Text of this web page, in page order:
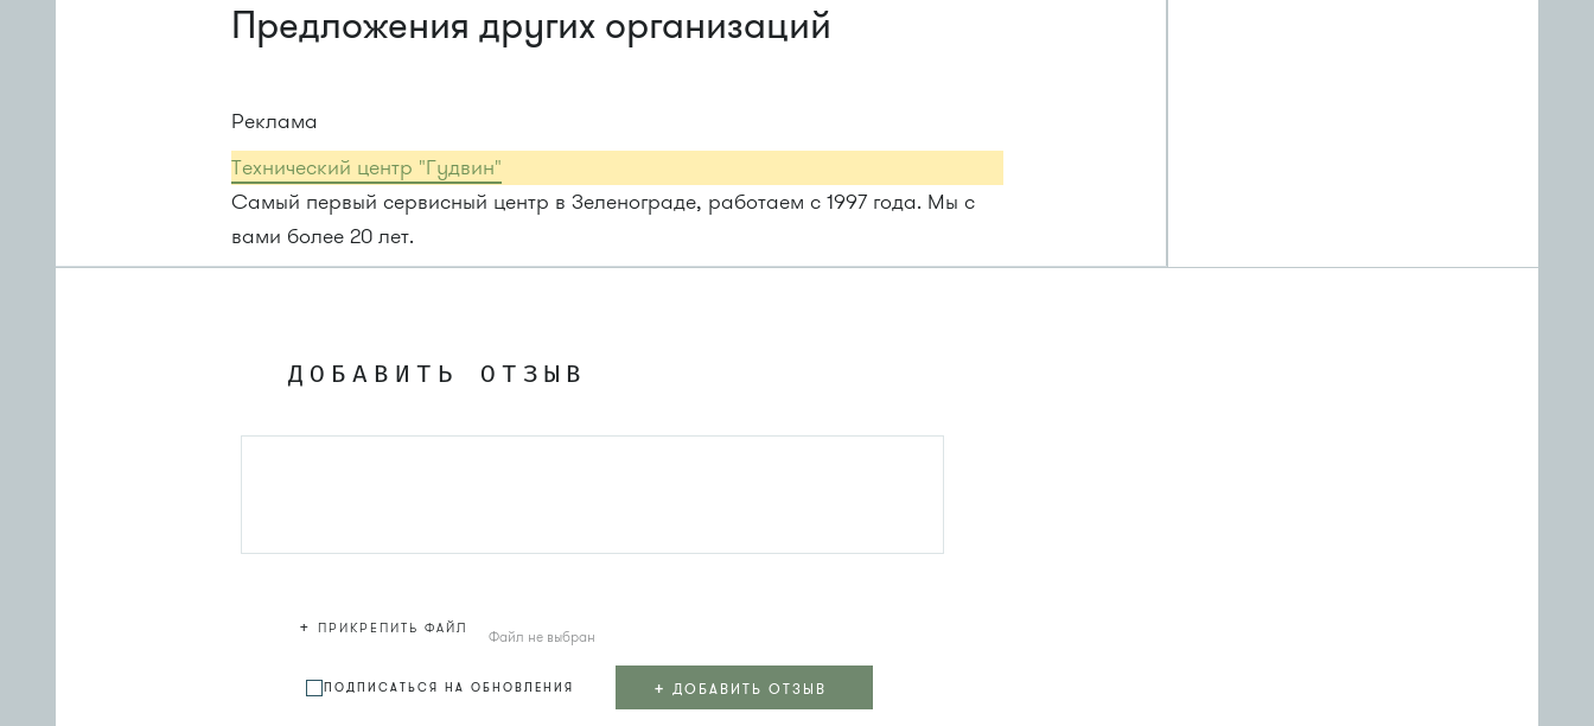
Предложения других организаций
Реклама
Технический центр "Гудвин"
Самый первый сервисный центр в Зеленограде, работаем с 1997 года. Мы с
вами более 20 лет.
ДОБАВИТЬ ОТЗЫВ
+ ПРИКРЕПИТЬ ФАЙЛ Файл не выбран
ПОДПИСАТЬСЯ НА ОБНОВЛЕНИЯ + ДОБАВИТЬ ОТЗЫВ